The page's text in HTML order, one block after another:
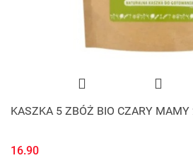
KASZKA 5 ZBÓŻ BIO CZARY MAMY
16.90